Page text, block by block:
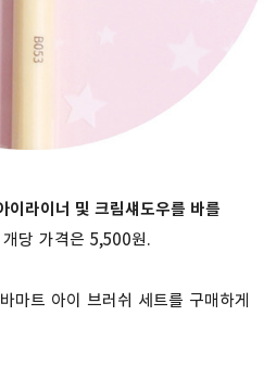
이라이너 및 크림섀도우를 바를
당 가격은 5,500원.
마트 아이 브러쉬 세트를 구매하게